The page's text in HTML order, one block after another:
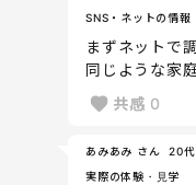
SNS・ネットの情報
まずネットで
同じような家
共感 0
あみあみ さん
20代
実際の体験・見学